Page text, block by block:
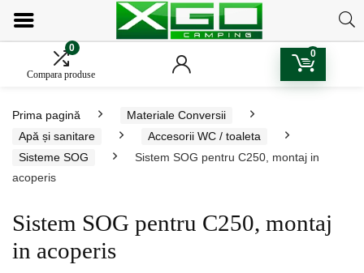
0
Compara produse
0
Prima pagină
Materiale Conversii
Apă și sanitare
Accesorii WC / toaleta
Sisteme SOG
Sistem SOG pentru C250, montaj in
acoperis
Sistem SOG pentru C250, montaj
in acoperis